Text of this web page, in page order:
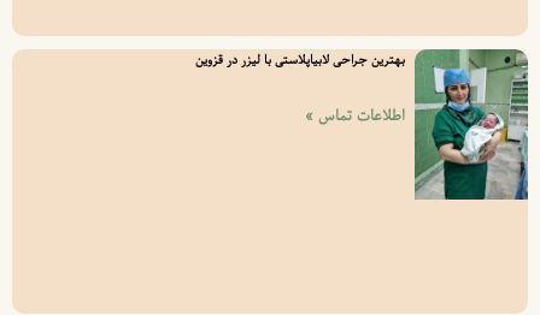
بهترین جراحی لابیاپلاستی با لیزر در قزوین
اطلاعات تماس »